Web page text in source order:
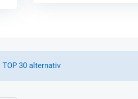
TOP 30 alternativ